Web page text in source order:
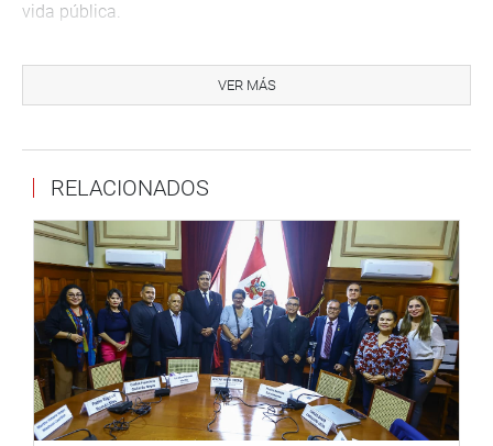
vida pública.
Universidad Nacional de Educación Enrique Guzmán y
Valle, destacó el aporte de las mujeres al desarrollo del
fortalecimiento del liderazgo femenino, considerados
con mayores posibilidades de desarrollo.
Al cierre del encuentro, desarrollado en el auditorio Alberto
Andrade Carmona del edificio Juan Santos Atahualpa del
Congreso, la Comisión de Mujer y Familia entregó
reconocimientos a mujeres líderes, en mérito a su aporte,
trayectoria y compromiso con sus comunidades.
OFICINA DE COMUNICACIONES E IMAGEN
VER MÁS
RELACIONADOS